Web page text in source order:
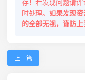
存！若发现问题请
时处理。 如果发现
的全部无视，谨防上
上一篇